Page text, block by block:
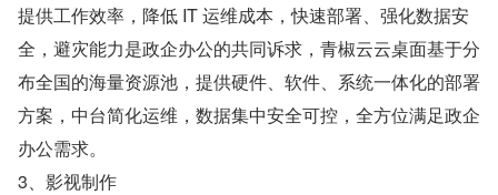
提供工作效率，降低 IT 运维成本，快速部署、强化数据安
全，避灾能力是政企办公的共同诉求，青椒云云桌面基于分
布全国的海量资源池，提供硬件、软件、系统一体化的部署
方案，中台简化运维，数据集中安全可控，全方位满足政企
办公需求。
3、影视制作